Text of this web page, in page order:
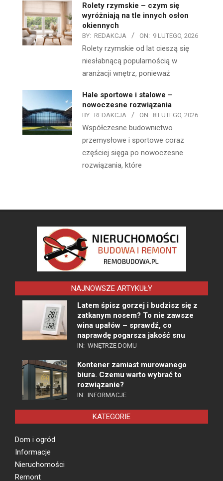
Rolety rzymskie – czym się
wyróżniają na tle innych osłon
okiennych
BY: REDAKCJA ON: 9 LUTEGO, 2026
Rolety rzymskie od lat cieszą się
niesłabnącą popularnością w
aranżacji wnętrz, ponieważ
Hale sportowe i stalowe –
nowoczesne rozwiązania
BY: REDAKCJA ON: 8 LUTEGO, 2026
Współczesne budownictwo
przemysłowe i sportowe coraz
częściej sięga po nowoczesne
rozwiązania, które
NAJNOWSZE ARTYKUŁY
Latem śpisz gorzej i budzisz się z
zatkanym nosem? To nie zawsze
wina upałów – sprawdź, co
naprawdę pogarsza jakość snu
IN: WNĘTRZE DOMU
Kontener zamiast murowanego
biura. Czemu warto wybrać to
rozwiązanie?
IN: INFORMACJE
KATEGORIE
Dom i ogród
Informacje
Nieruchomości
Remont